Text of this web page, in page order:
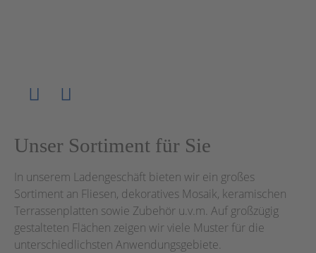
Unser Sortiment für Sie
In unserem Ladengeschäft bieten wir ein großes
Sortiment an Fliesen, dekoratives Mosaik, keramischen
Terrassenplatten sowie Zubehör u.v.m. Auf großzügig
gestalteten Flächen zeigen wir viele Muster für die
unterschiedlichsten Anwendungsgebiete.